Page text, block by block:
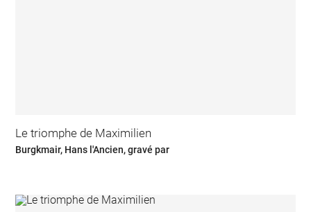
Le triomphe de Maximilien
Burgkmair, Hans l'Ancien, gravé par